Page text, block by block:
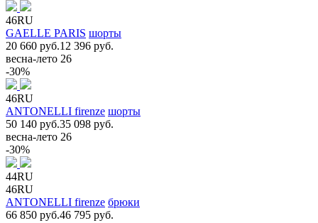
46RU
GAELLE PARIS шорты
20 660 руб.12 396 руб.
весна-лето 26
-30%
46RU
ANTONELLI firenze шорты
50 140 руб.35 098 руб.
весна-лето 26
-30%
44RU
46RU
ANTONELLI firenze брюки
66 850 руб.46 795 руб.